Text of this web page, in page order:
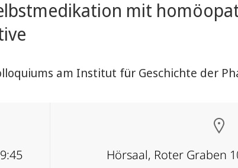
mit
am Institut für Geschichte der
Hörsaal, Roter Graben